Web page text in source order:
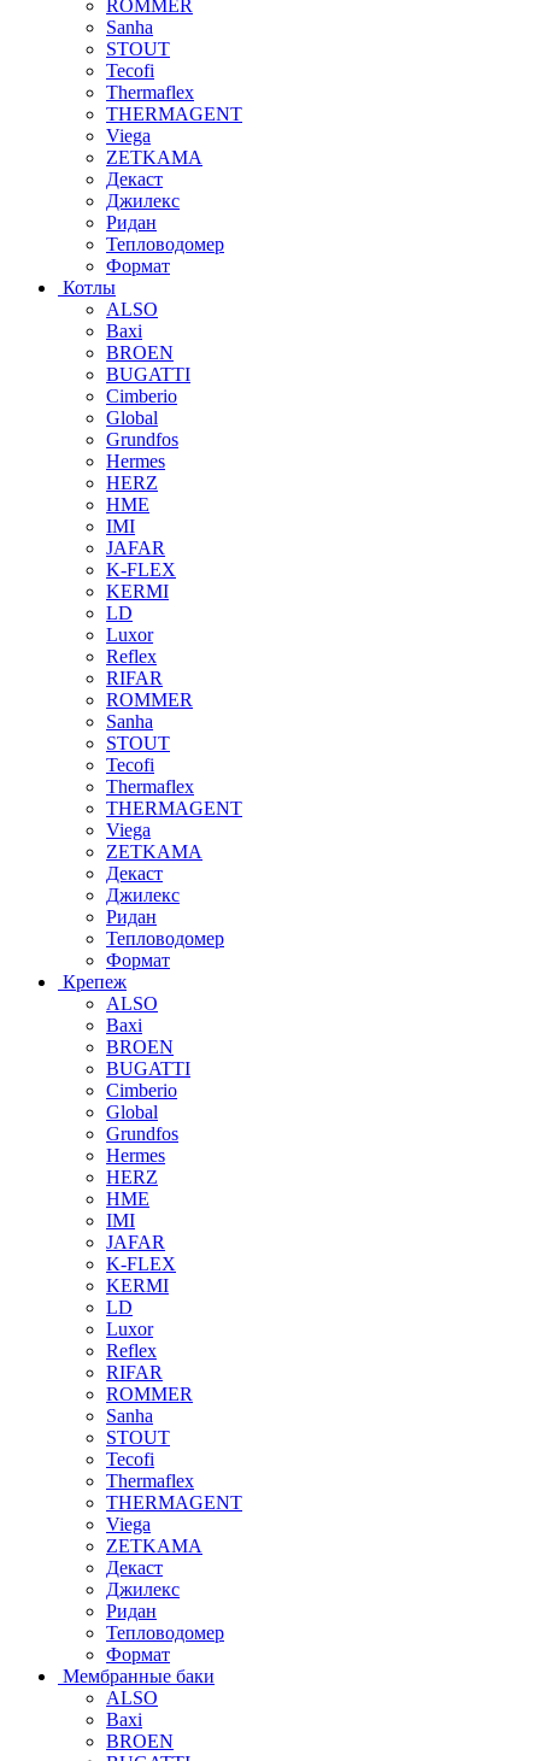
ROMMER
Sanha
STOUT
Tecofi
Thermaflex
THERMAGENT
Viega
ZETKAMA
Декаст
Джилекс
Ридан
Тепловодомер
Формат
Котлы
ALSO
Baxi
BROEN
BUGATTI
Cimberio
Global
Grundfos
Hermes
HERZ
HME
IMI
JAFAR
K-FLEX
KERMI
LD
Luxor
Reflex
RIFAR
ROMMER
Sanha
STOUT
Tecofi
Thermaflex
THERMAGENT
Viega
ZETKAMA
Декаст
Джилекс
Ридан
Тепловодомер
Формат
Крепеж
ALSO
Baxi
BROEN
BUGATTI
Cimberio
Global
Grundfos
Hermes
HERZ
HME
IMI
JAFAR
K-FLEX
KERMI
LD
Luxor
Reflex
RIFAR
ROMMER
Sanha
STOUT
Tecofi
Thermaflex
THERMAGENT
Viega
ZETKAMA
Декаст
Джилекс
Ридан
Тепловодомер
Формат
Мембранные баки
ALSO
Baxi
BROEN